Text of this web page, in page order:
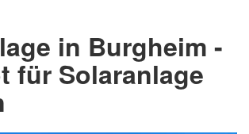
in Burgheim -
für Solaranlage